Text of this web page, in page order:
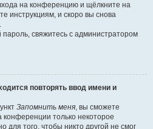
на конференцию и щёлкните на
инструкциям, и скоро вы снова
свяжитесь с администратором
повторять ввод имени и
Запомнить меня, вы сможете
только некоторое
для того, чтобы никто другой не смог